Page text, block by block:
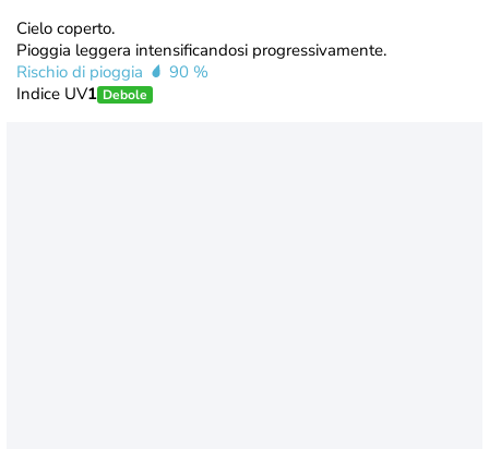
Cielo coperto.
Pioggia leggera intensificandosi progressivamente.
Rischio di pioggia
90 %
Indice UV1 Debole